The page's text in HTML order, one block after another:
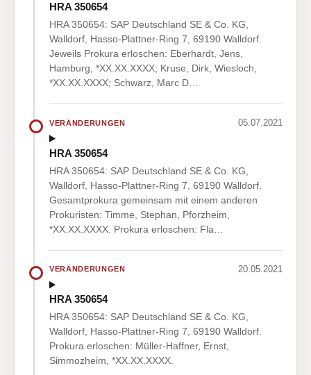
HRA 350654
HRA 350654: SAP Deutschland SE & Co. KG,
Walldorf, Hasso-Plattner-Ring 7, 69190 Walldorf.
Jeweils Prokura erloschen: Eberhardt, Jens,
Hamburg, *XX.XX.XXXX; Kruse, Dirk, Wiesloch,
*XX.XX.XXXX; Schwarz, Marc D…
VERÄNDERUNGEN 05.07.2021
HRA 350654
HRA 350654: SAP Deutschland SE & Co. KG,
Walldorf, Hasso-Plattner-Ring 7, 69190 Walldorf.
Gesamtprokura gemeinsam mit einem anderen
Prokuristen: Timme, Stephan, Pforzheim,
*XX.XX.XXXX. Prokura erloschen: Fla…
VERÄNDERUNGEN 20.05.2021
HRA 350654
HRA 350654: SAP Deutschland SE & Co. KG,
Walldorf, Hasso-Plattner-Ring 7, 69190 Walldorf.
Prokura erloschen: Müller-Haffner, Ernst,
Simmozheim, *XX.XX.XXXX.